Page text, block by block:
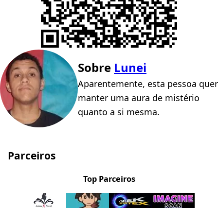
Sobre Lunei
Aparentemente, esta pessoa quer
manter uma aura de mistério
quanto a si mesma.
Parceiros
Top Parceiros